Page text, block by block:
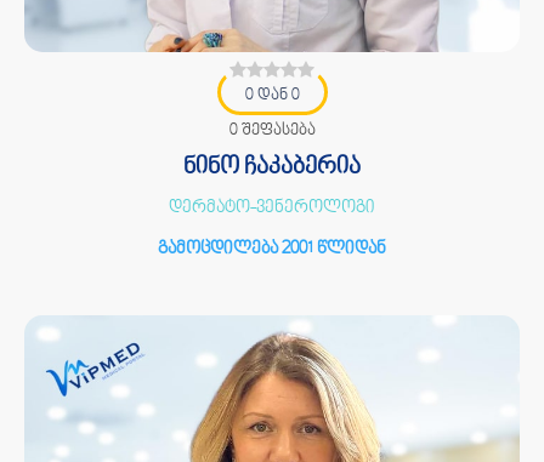
0 დან 0
0 შეფასება
ნინო ჩაკაბერია
დერმატო-ვენეროლოგი
გამოცდილება 2001 წლიდან